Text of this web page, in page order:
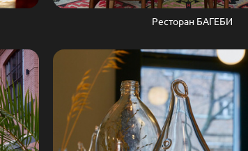
Ресторан БАГЕБИ